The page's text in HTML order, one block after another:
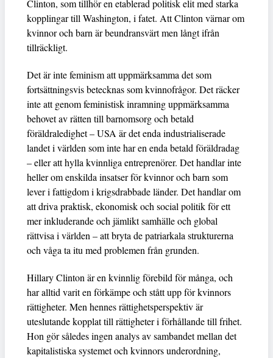
Clinton, som tillhör en etablerad politisk elit med starka
kopplingar till Washington, i fatet. Att Clinton värnar om
kvinnor och barn är beundransvärt men långt ifrån
tillräckligt.
Det är inte feminism att uppmärksamma det som
fortsättningsvis betecknas som kvinnofrågor. Det räcker
inte att genom feministisk inramning uppmärksamma
behovet av rätten till barnomsorg och betald
föräldraledighet – USA är det enda industrialiserade
landet i världen som inte har en enda betald föräldradag
– eller att hylla kvinnliga entreprenörer. Det handlar inte
heller om enskilda insatser för kvinnor och barn som
lever i fattigdom i krigsdrabbade länder. Det handlar om
att driva praktisk, ekonomisk och social politik för ett
mer inkluderande och jämlikt samhälle och global
rättvisa i världen – att bryta de patriarkala strukturerna
och våga ta itu med problemen från grunden.
Hillary Clinton är en kvinnlig förebild för många, och
har alltid varit en förkämpe och stått upp för kvinnors
rättigheter. Men hennes rättighetsperspektiv är
uteslutande kopplat till rättigheter i förhållande till frihet.
Hon gör således ingen analys av sambandet mellan det
kapitalistiska systemet och kvinnors underordning,